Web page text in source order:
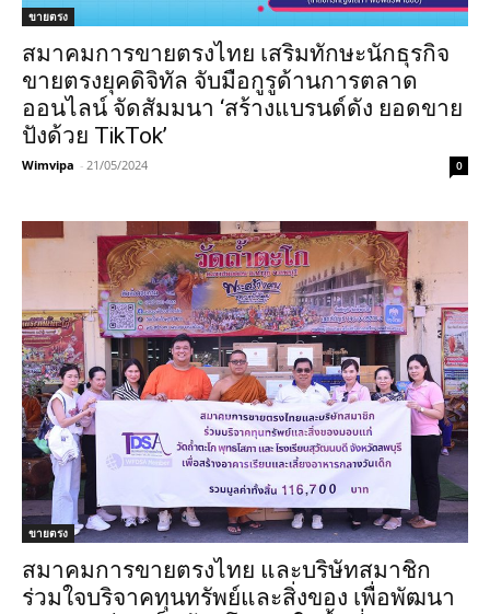
ขายตรง
สมาคมการขายตรงไทย เสริมทักษะนักธุรกิจ
ขายตรงยุคดิจิทัล จับมือกูรูด้านการตลาด
ออนไลน์ จัดสัมมนา ‘สร้างแบรนด์ดัง ยอดขาย
ปังด้วย TikTok’
Wimvipa - 21/05/2024 0
ขายตรง
สมาคมการขายตรงไทย และบริษัทสมาชิก
ร่วมใจบริจาคทุนทรัพย์และสิ่งของ เพื่อพัฒนา